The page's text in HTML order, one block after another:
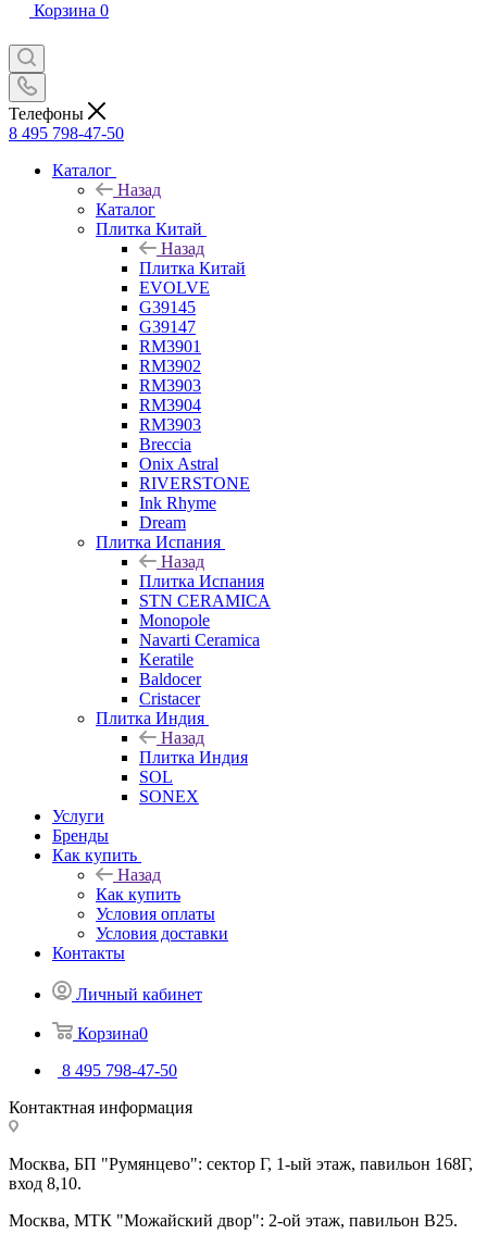
Корзина 0
Телефоны
8 495 798-47-50
Каталог
Назад
Каталог
Плитка Китай
Назад
Плитка Китай
EVOLVE
G39145
G39147
RM3901
RM3902
RM3903
RM3904
RM3903
Breccia
Onix Astral
RIVERSTONE
Ink Rhyme
Dream
Плитка Испания
Назад
Плитка Испания
STN CERAMICA
Monopole
Navarti Ceramica
Keratile
Baldocer
Cristacer
Плитка Индия
Назад
Плитка Индия
SOL
SONEX
Услуги
Бренды
Как купить
Назад
Как купить
Условия оплаты
Условия доставки
Контакты
Личный кабинет
Корзина0
8 495 798-47-50
Контактная информация
Москва, БП "Румянцево": сектор Г, 1-ый этаж, павильон 168Г,
вход 8,10.
Москва, МТК "Можайский двор": 2-ой этаж, павильон В25.